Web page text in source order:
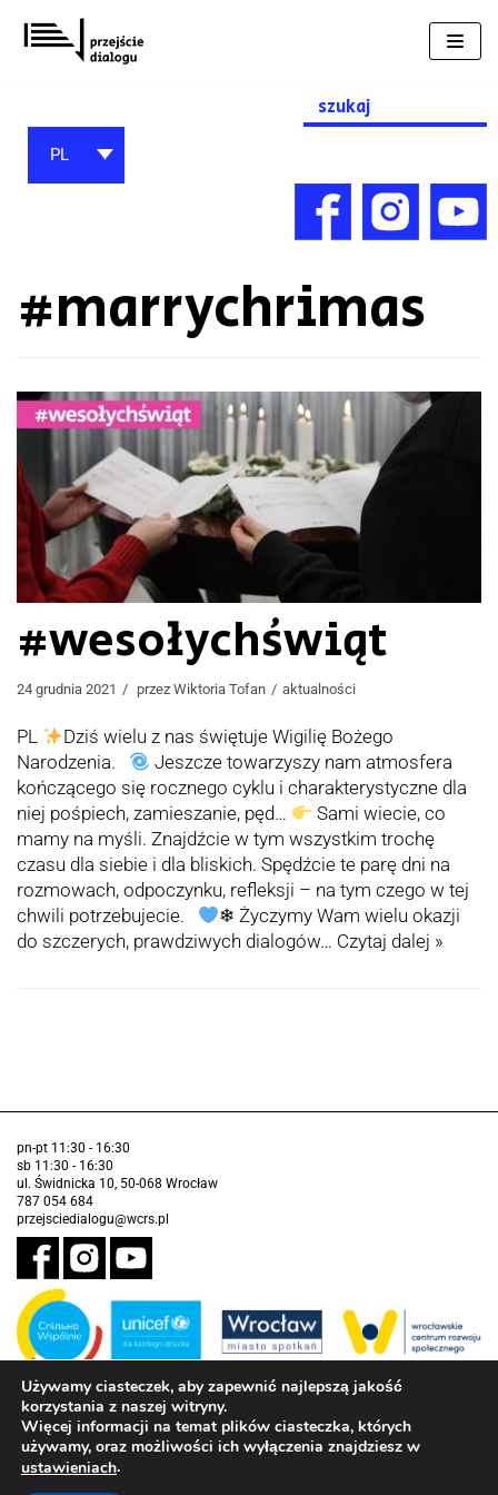
Przejdź
do
Search
for:
PL
#marrychrimas
#wesołychświąt
24 grudnia 2021 przez Wiktoria Tofan aktualności
PL
Dziś wielu z nas świętuje Wigilię Bożego
Narodzenia.
Jeszcze towarzyszy nam atmosfera
kończącego się rocznego cyklu i charakterystyczne dla
niej pośpiech, zamieszanie, pęd…
Sami wiecie, co
mamy na myśli. Znajdźcie w tym wszystkim trochę
czasu dla siebie i dla bliskich. Spędźcie te parę dni na
rozmowach, odpoczynku, refleksji – na tym czego w tej
chwili potrzebujecie.
❄ Życzymy Wam wielu okazji
do szczerych, prawdziwych dialogów… Czytaj dalej »
pn-pt 11:30 - 16:30
sb 11:30 - 16:30
ul. Świdnicka 10, 50-068 Wrocław
787 054 684
przejsciedialogu@wcrs.pl
Zadanie realizowane ze środków Gminy Wrocław w partnerstwie z
Funduszem Narodów Zjednoczonych na Rzecz Dzieci (UNICEF)
Deklaracja dostępności
Używamy ciasteczek, aby zapewnić najlepszą jakość
korzystania z naszej witryny.
Więcej informacji na temat plików ciasteczka, których
używamy, oraz możliwości ich wyłączenia znajdziesz w
ustawieniach.